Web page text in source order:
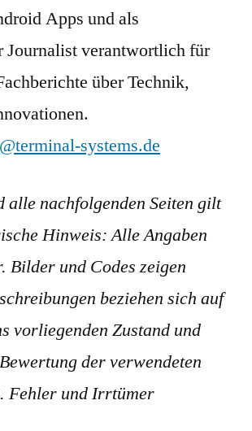
Apps und als
Journalist verantwortlich für
über Technik,
systems.de
alle nachfolgenden Seiten gilt
Hinweis: Alle Angaben
Bilder und Codes zeigen
beziehen sich auf
vorliegenden Zustand und
der verwendeten
Fehler und Irrtümer